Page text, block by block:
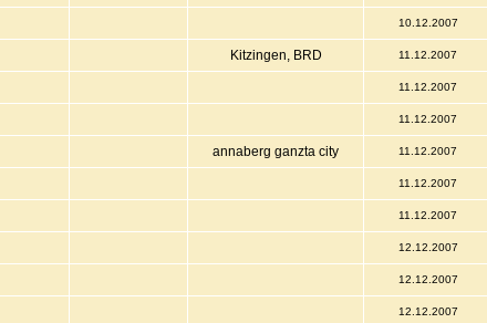
10.12.2007
Kitzingen, BRD 11.12.2007
11.12.2007
11.12.2007
annaberg ganzta city 11.12.2007
11.12.2007
11.12.2007
12.12.2007
12.12.2007
12.12.2007